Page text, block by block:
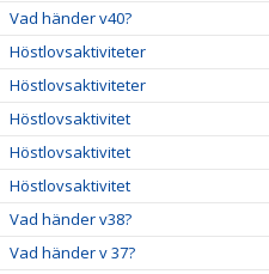
Vad händer v40?
Höstlovsaktiviteter
Höstlovsaktiviteter
Höstlovsaktivitet
Höstlovsaktivitet
Höstlovsaktivitet
Vad händer v38?
Vad händer v 37?